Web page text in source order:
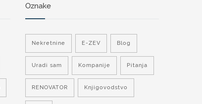
Oznake
Nekretnine E-ZEV Blog
Uradi sam Kompanije Pitanja
RENOVATOR Knjigovodstvo